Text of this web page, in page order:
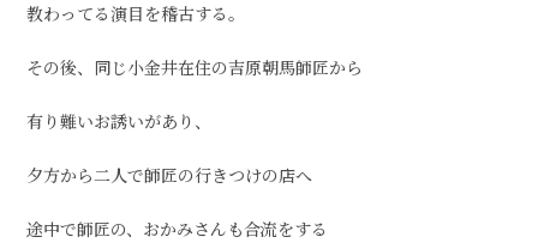
教わってる演目を稽古する。
その後、同じ小金井在住の吉原朝馬師匠から
有り難いお誘いがあり、
夕方から二人で師匠の行きつけの店へ
途中で師匠の、おかみさんも合流をする